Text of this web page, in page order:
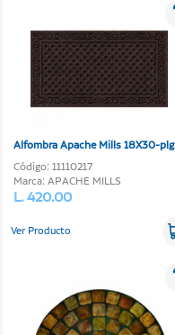
Alfombra Apache Mills 18X30-plg
Código: 11110217
Marca: APACHE MILLS
L. 420.00
Ver Producto